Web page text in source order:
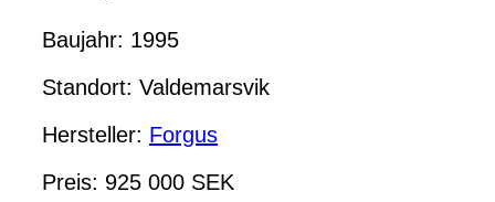
Baujahr: 1995
Standort: Valdemarsvik
Hersteller: Forgus
Preis: 925 000 SEK